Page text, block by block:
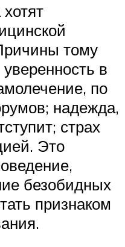
тому
в
по
надежда,
страх
Это
безобидных
признаком